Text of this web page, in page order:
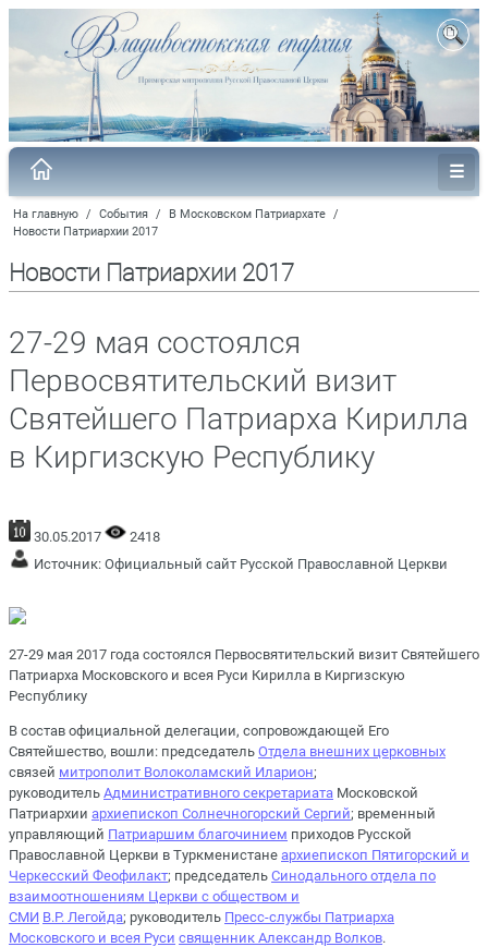
На главную / События / В Московском Патриархате /
Новости Патриархии 2017
Новости Патриархии 2017
27-29 мая состоялся
Первосвятительский визит
Святейшего Патриарха Кирилла
в Киргизскую Республику
30.05.2017
2418
Источник: Официальный сайт Русской Православной Церкви
27-29 мая 2017 года состоялся Первосвятительский визит Святейшего
Патриарха Московского и всея Руси Кирилла в Киргизскую
Республику
В состав официальной делегации, сопровождающей Его
Святейшество, вошли: председатель Отдела внешних церковных
связей митрополит Волоколамский Иларион;
руководитель Административного секретариата Московской
Патриархии архиепископ Солнечногорский Сергий; временный
управляющий Патриаршим благочинием приходов Русской
Православной Церкви в Туркменистане архиепископ Пятигорский и
Черкесский Феофилакт; председатель Синодального отдела по
взаимоотношениям Церкви с обществом и
СМИ В.Р. Легойда; руководитель Пресс-службы Патриарха
Московского и всея Руси священник Александр Волков.